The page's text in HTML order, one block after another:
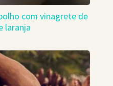
com vinagrete de
laranja